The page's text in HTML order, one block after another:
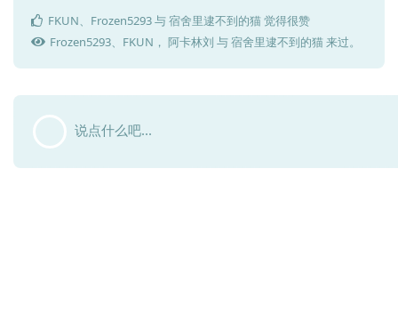
FKUN、 Frozen5293与宿舍里逮不到的猫觉得很赞
Frozen5293、 FKUN ， 阿卡林刘 与宿舍里逮不到的猫来过。
说点什么吧...